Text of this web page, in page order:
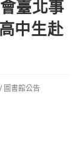
臺北事
中生赴
/ 圖書館公告